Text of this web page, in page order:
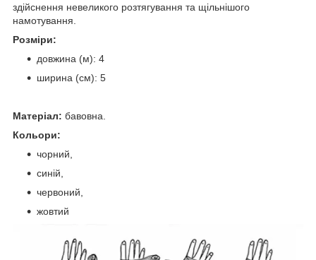
здійснення невеликого розтягування та щільнішого
намотування.
Розміри:
довжина (м): 4
ширина (см): 5
Матеріал: бавовна.
Кольори:
чорний,
синій,
червоний,
жовтий